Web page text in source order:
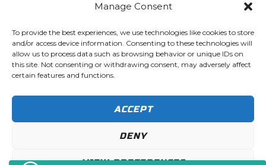
Manage Consent
To provide the best experiences, we use technologies like cookies to store
and/or access device information. Consenting to these technologies will
allow us to process data such as browsing behavior or unique IDs on
this site. Not consenting or withdrawing consent, may adversely affect
certain features and functions.
ACCEPT
DENY
VIEW PREFERENCES